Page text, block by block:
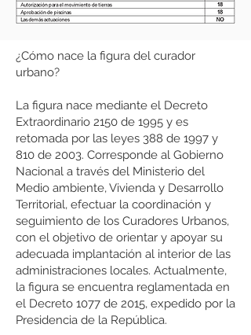
¿Cómo nace la figura del curador
urbano?
La figura nace mediante el Decreto
Extraordinario 2150 de 1995 y es
retomada por las leyes 388 de 1997 y
810 de 2003. Corresponde al Gobierno
Nacional a través del Ministerio del
Medio ambiente, Vivienda y Desarrollo
Territorial, efectuar la coordinación y
seguimiento de los Curadores Urbanos,
con el objetivo de orientar y apoyar su
adecuada implantación al interior de las
administraciones locales. Actualmente,
la figura se encuentra reglamentada en
el Decreto 1077 de 2015, expedido por la
Presidencia de la República.